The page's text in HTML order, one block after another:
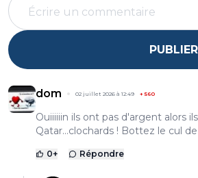
PUBLIER
dom 02 juillet 2026 à 12:49 +560
Ouiiiiiin ils ont pas d'argent alors
Qatar...clochards ! Bottez le cul
0+ Répondre